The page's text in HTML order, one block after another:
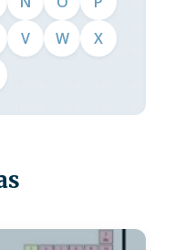
V W
X